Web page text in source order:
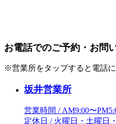
お電話でのご予約・お問
※営業所をタップすると電話
坂井営業所
営業時間 / AM9:00〜
定休日 / 火曜日・土曜日